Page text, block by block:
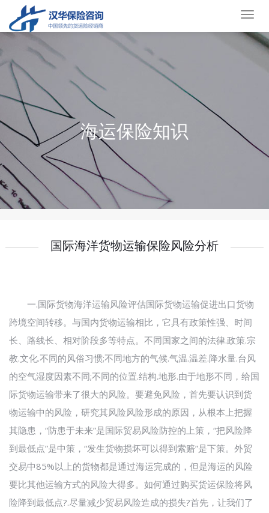
货
运
海运保险知识
国际海洋货物运输保险风险分析
一.国际货物海洋运输风险评估国际货物运输促进出口货物
跨境空间转移。与国内货物运输相比，它具有政策性强、时间
长、路线长、相对阶段多等特点。不同国家之间的法律.政策.宗
教.文化.不同的风俗习惯;不同地方的气候.气温.温差.降水量.台风
的空气湿度因素不同;不同的位置.结构.地形.由于地形不同，给国
际货物运输带来了很大的风险。要避免风险，首先要认识到货
物运输中的风险，研究其风险风险形成的原因，从根本上把握
其隐患，“防患于未来”是国际贸易风险防控的上策，“把风险降
到最低点”是中策，“发生货物损坏可以得到索赔”是下策。外贸
交易中85%以上的货物都是通过海运完成的，但是海运的风险
要比其他运输方式的风险大得多。如何通过购买货运保险将风
险降到最低点?.尽量减少贸易风险造成的损失?首先，让我们了